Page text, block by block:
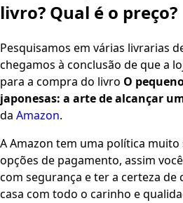
livro? Qual é o preço?
Pesquisamos em várias livrarias
chegamos à conclusão de que a
para a compra do livro O
japonesas: a arte de alcançar
da Amazon.
A Amazon tem uma política muito
opções de pagamento, assim
com segurança e ter a certeza de
casa com todo o carinho e